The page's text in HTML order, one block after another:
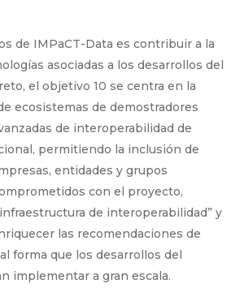
de IMPaCT-Data es contribuir a la
asociadas a los desarrollos del
el objetivo 10 se centra en la
ecosistemas de demostradores
de interoperabilidad de
permitiendo la inclusión de
entidades y grupos
con el proyecto,
de interoperabilidad” y
las recomendaciones de
forma que los desarrollos del
implementar a gran escala.